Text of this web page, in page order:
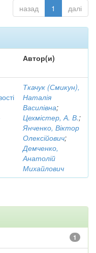
назад 1 далі
Автор(и)
Ткачук (Смикун),
Наталія
Василівна;
Цехмістер, А. В.;
Янченко, Віктор
Олексійович;
Демченко,
Анатолій
Михайлович
1